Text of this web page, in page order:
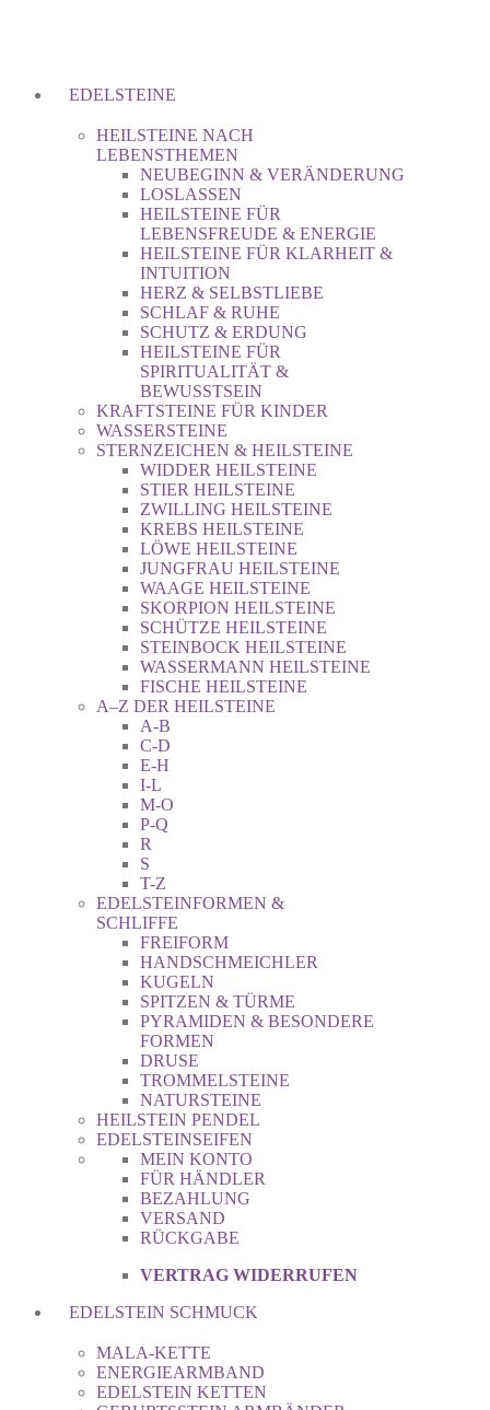
EDELSTEINE
HEILSTEINE NACH
LEBENSTHEMEN
NEUBEGINN & VERÄNDERUNG
LOSLASSEN
HEILSTEINE FÜR
LEBENSFREUDE & ENERGIE
HEILSTEINE FÜR KLARHEIT &
INTUITION
HERZ & SELBSTLIEBE
SCHLAF & RUHE
SCHUTZ & ERDUNG
HEILSTEINE FÜR
SPIRITUALITÄT &
BEWUSSTSEIN
KRAFTSTEINE FÜR KINDER
WASSERSTEINE
STERNZEICHEN & HEILSTEINE
WIDDER HEILSTEINE
STIER HEILSTEINE
ZWILLING HEILSTEINE
KREBS HEILSTEINE
LÖWE HEILSTEINE
JUNGFRAU HEILSTEINE
WAAGE HEILSTEINE
SKORPION HEILSTEINE
SCHÜTZE HEILSTEINE
STEINBOCK HEILSTEINE
WASSERMANN HEILSTEINE
FISCHE HEILSTEINE
A–Z DER HEILSTEINE
A-B
C-D
E-H
I-L
M-O
P-Q
R
S
T-Z
EDELSTEINFORMEN &
SCHLIFFE
FREIFORM
HANDSCHMEICHLER
KUGELN
SPITZEN & TÜRME
PYRAMIDEN & BESONDERE
FORMEN
DRUSE
TROMMELSTEINE
NATURSTEINE
HEILSTEIN PENDEL
EDELSTEINSEIFEN
MEIN KONTO
FÜR HÄNDLER
BEZAHLUNG
VERSAND
RÜCKGABE
VERTRAG WIDERRUFEN
EDELSTEIN SCHMUCK
MALA-KETTE
ENERGIEARMBAND
EDELSTEIN KETTEN